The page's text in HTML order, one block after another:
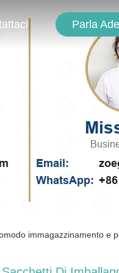
Parla
immagazzinamento e